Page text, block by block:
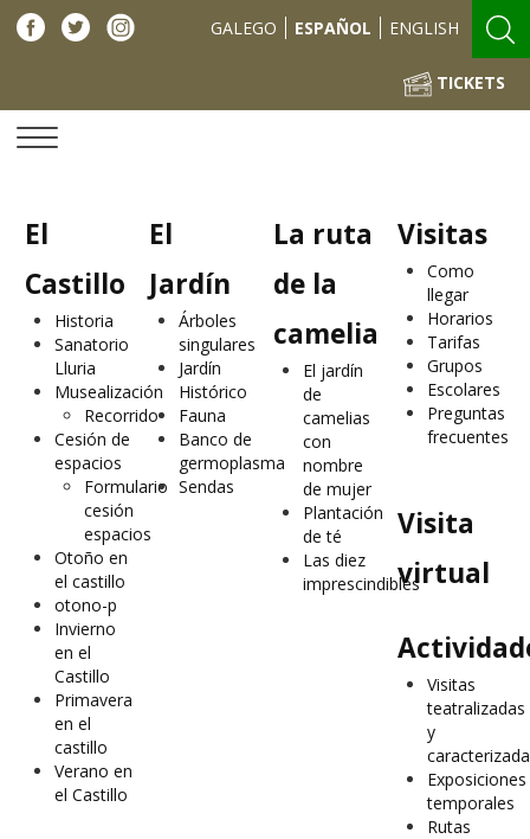
Facebook
TwitterInstagram GALEGO ESPAÑOL ENGLISH
TICKETS
El
Castillo
Historia
Sanatorio
Lluria
Musealización
Recorrido
Cesión de
espacios
Formulario
cesión
espacios
Otoño en
el castillo
otono-p
Invierno
en el
Castillo
Primavera
en el
castillo
Verano en
el Castillo
El
Jardín
Árboles
singulares
Jardín
Histórico
Fauna
Banco de
germoplasma
Sendas
La ruta
de la
camelia
El jardín
de
camelias
con
nombre
de mujer
Plantación
de té
Las diez
imprescindibles
Visitas
Como
llegar
Horarios
Tarifas
Grupos
Escolares
Preguntas
frecuentes
Visita
virtual
Visitas
teatralizadas
y
Exposiciones
temporales
Rutas